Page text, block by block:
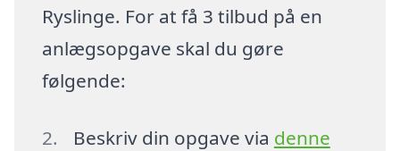
Ryslinge. For at få 3 tilbud på en
anlægsopgave skal du gøre
følgende:
Beskriv din opgave via denne